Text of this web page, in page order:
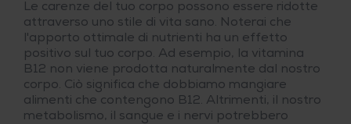
Le carenze del tuo corpo possono essere ridotte
attraverso uno stile di vita sano. Noterai che
l'apporto ottimale di nutrienti ha un effetto
positivo sul tuo corpo. Ad esempio, la vitamina
B12 non viene prodotta naturalmente dal nostro
corpo. Ciò significa che dobbiamo mangiare
alimenti che contengono B12. Altrimenti, il nostro
metabolismo, il sangue e i nervi potrebbero